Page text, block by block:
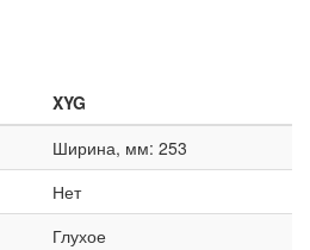
XYG
Ширина, мм: 253
Нет
Глухое